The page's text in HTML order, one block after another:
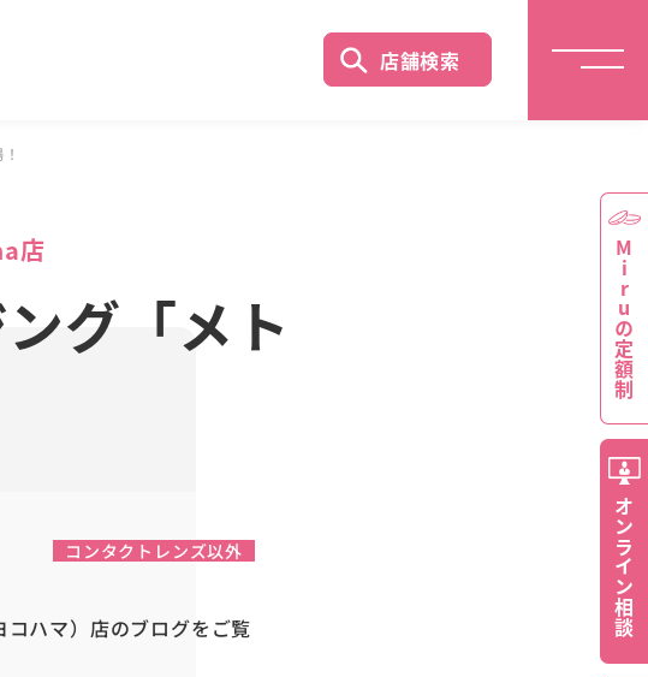
店舗検索
店
グ「メト
コンタクトレンズ以外
ハマ）店のブログをご覧
Miruの定額制
オンライン相談